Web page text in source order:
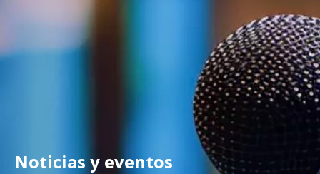
Português
简体中文
Noticias y eventos